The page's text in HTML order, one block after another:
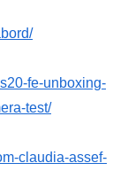
fe-unboxing-
test/
claudia-assef-